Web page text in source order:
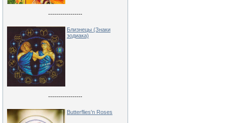
-----------------
Близнецы (Знаки
зодиака)
-----------------
Butterflies'n Roses